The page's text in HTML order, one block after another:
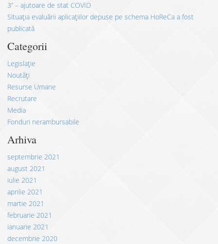
3” – ajutoare de stat COVID
Situația evaluării aplicațiilor depuse pe schema HoReCa a fost
publicată
Categorii
Legislație
Noutăți
Resurse Umane
Recrutare
Media
Fonduri nerambursabile
Arhiva
septembrie 2021
august 2021
iulie 2021
aprilie 2021
martie 2021
februarie 2021
ianuarie 2021
decembrie 2020